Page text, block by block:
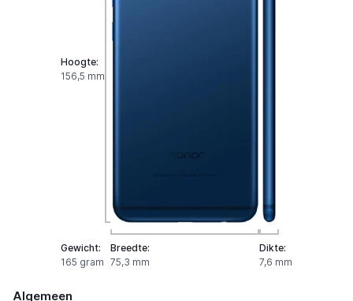
Hoogte:
156,5 mm
Gewicht:
165 gram
Breedte:
75,3 mm
Dikte:
7,6 mm
Algemeen